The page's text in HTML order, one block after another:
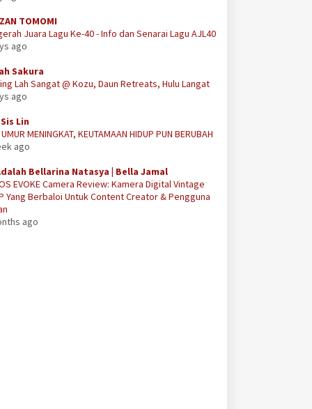
TOMOMI
Juara Lagu Ke-40 - Info dan Senarai Lagu AJL40
ago
Sakura
Lah Sangat @ Kozu, Daun Retreats, Hulu Langat
ago
Lin
MENINGKAT, KEUTAMAAN HIDUP PUN BERUBAH
ago
Bellarina Natasya | Bella Jamal
EVOKE Camera Review: Kamera Digital Vintage
Yang Berbaloi Untuk Content Creator & Pengguna
ago